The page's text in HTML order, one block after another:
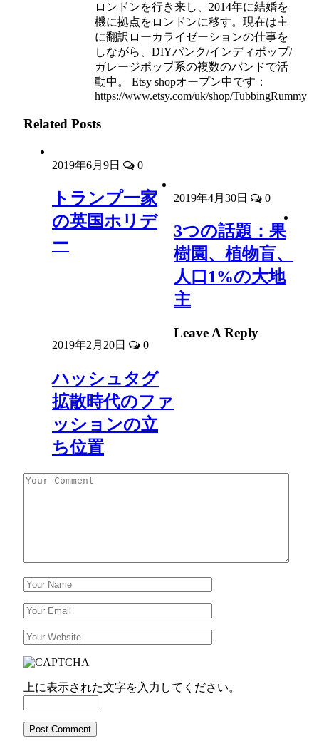
ロンドンを行き来し、2014年に結婚を
機に拠点をロンドンに移す。現在は主
に翻訳ローカライゼーションの仕事を
しながら、DIYパンク/インディポップ/
ガレージポップ系の複数のバンドで活
動中。 Etsy shopオープン中です：
https://www.etsy.com/uk/shop/TubbingRummy
Related Posts
2019年6月9日 0
トランプ一家
の英国ホリデ
ー
2019年4月30日 0
3つの話題：果
樹園、植物盲、
人口1%の大地
主
2019年2月20日 0
ハッシュタグ
拡散時代のファ
ッションの立
ち位置
Leave A Reply
上に表示された文字を入力してください。